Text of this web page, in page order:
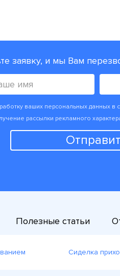
заявку, и мы Вам
ваших персональных данных в
рассылки рекламного
Полезные статьи
Сиделка